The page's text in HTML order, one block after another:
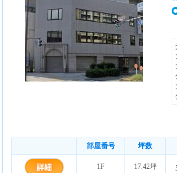
部屋番号 坪数
1F 17.42坪